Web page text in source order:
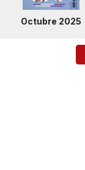
Octubre 2025